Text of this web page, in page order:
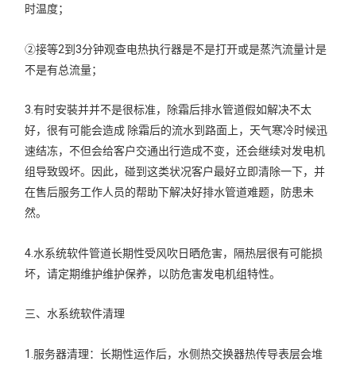
时温度；
②接等2到3分钟观查电热执行器是不是打开或是蒸汽流量计是
不是有总流量；
3.有时安裝并并不是很标准，除霜后排水管道假如解决不太
好，很有可能会造成 除霜后的流水到路面上，天气寒冷时候迅
速结冻，不但会给客户交通出行造成不变，还会继续对发电机
组导致毁坏。因此，碰到这类状况客户最好立即清除一下，并
在售后服务工作人员的帮助下解决好排水管道难题，防患未
然。
4.水系统软件管道长期性受风吹日晒危害，隔热层很有可能损
坏，请定期维护维护保养，以防危害发电机组特性。
三、水系统软件清理
1.服务器清理：长期性运作后，水侧热交换器热传导表层会堆